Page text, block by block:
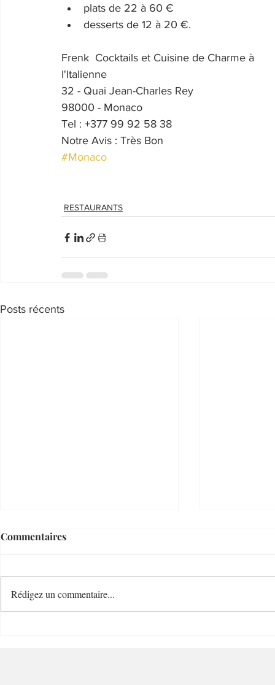
plats de 22 à 60 €
desserts de 12 à 20 €.
Frenk  Cocktails et Cuisine de Charme à
l'Italienne
32 - Quai Jean-Charles Rey
98000 - Monaco
Tel : +377 99 92 58 38
Notre Avis : Très Bon
#Monaco
RESTAURANTS
Posts récents
Commentaires
Rédigez un commentaire...